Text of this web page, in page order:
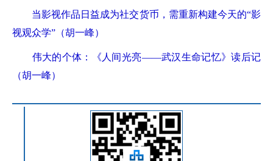
当影视作品日益成为社交货币，需重新构建今天的“影
视观众学”（胡一峰）
伟大的个体：《人间光亮——武汉生命记忆》读后记
（胡一峰）